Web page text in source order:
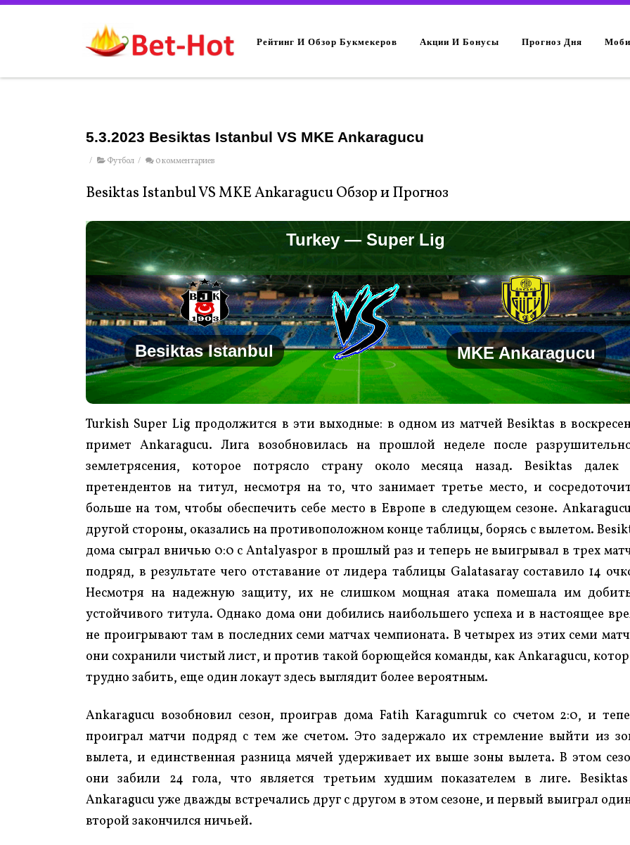
Рейтинг И Обзор Букмекеров Акции И Бонусы Прогноз Дня
5.3.2023 Besiktas Istanbul VS MKE Ankaragucu
/ Футбол / 0 комментариев
Besiktas Istanbul VS MKE Ankaragucu Обзор и Прогноз
Turkey — Super Lig
Besiktas Istanbul MKE Ankaragucu
Turkish Super Lig продолжится в эти выходные: в одном из матчей Besiktas в
примет Ankaragucu. Лига возобновилась на прошлой неделе после
землетрясения, которое потрясло страну около месяца назад. Besiktas далек
претендентов на титул, несмотря на то, что занимает третье место, и
больше на том, чтобы обеспечить себе место в Европе в следующем сезоне.
другой стороны, оказались на противоположном конце таблицы, борясь с вылетом.
дома сыграл вничью 0:0 с Antalyaspor в прошлый раз и теперь не выигрывал в трех
подряд, в результате чего отставание от лидера таблицы Galatasaray составило 14
Несмотря на надежную защиту, их не слишком мощная атака помешала им
устойчивого титула. Однако дома они добились наибольшего успеха и в настоящее
не проигрывают там в последних семи матчах чемпионата. В четырех из этих семи
они сохранили чистый лист, и против такой борющейся команды, как Ankaragucu,
трудно забить, еще один локаут здесь выглядит более вероятным.
Ankaragucu возобновил сезон, проиграв дома Fatih Karagumruk со счетом 2:0, и
проиграл матчи подряд с тем же счетом. Это задержало их стремление выйти из
вылета, и единственная разница мячей удерживает их выше зоны вылета. В этом
они забили 24 гола, что является третьим худшим показателем в лиге.
Ankaragucu уже дважды встречались друг с другом в этом сезоне, и первый выиграл
второй закончился ничьей.